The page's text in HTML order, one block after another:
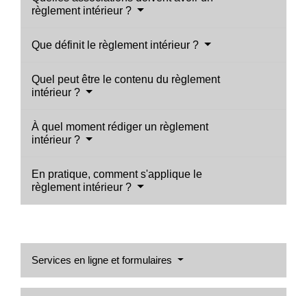
règlement intérieur ?
Que définit le règlement intérieur ?
Quel peut être le contenu du règlement
intérieur ?
À quel moment rédiger un règlement
intérieur ?
En pratique, comment s'applique le
règlement intérieur ?
Services en ligne et formulaires